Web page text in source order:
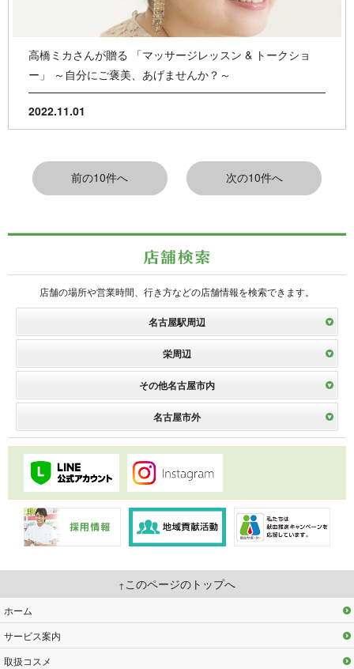
高橋ミカさんが贈る 「マッサージレッスン & トークショ
ー」 ～自分にご褒美、あげませんか？～
2022.11.01
店舗の場所や営業時間、行き方などの店舗情報を検索できます。
名古屋駅周辺
栄周辺
その他名古屋市内
名古屋市外
このページのトップへ
ホーム
サービス案内
取扱コスメ